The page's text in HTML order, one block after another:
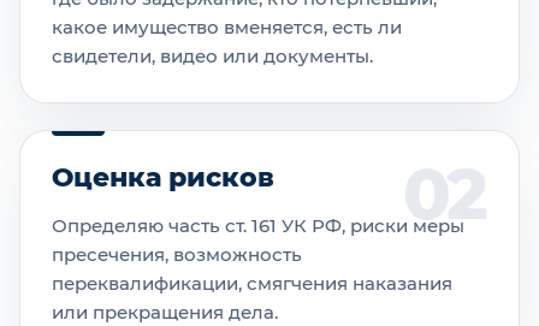
какое имущество вменяется, есть ли
свидетели, видео или документы.
Оценка рисков
Определяю часть ст. 161 УК РФ, риски меры
пресечения, возможность
переквалификации, смягчения наказания
или прекращения дела.